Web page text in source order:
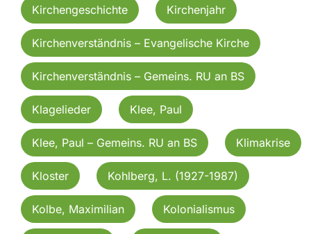
Kirchengeschichte Kirchenjahr
Kirchenverständnis – Evangelische Kirche
Kirchenverständnis – Gemeins. RU an BS
Klagelieder Klee, Paul
Klee, Paul – Gemeins. RU an BS Klimakrise
Kloster Kohlberg, L. (1927-1987)
Kolbe, Maximilian Kolonialismus